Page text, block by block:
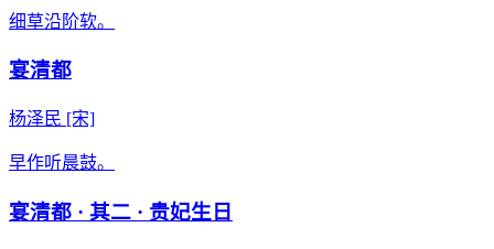
细草沿阶软。
宴清都
杨泽民 [宋]
早作听晨鼓。
宴清都 · 其二 · 贵妃生日